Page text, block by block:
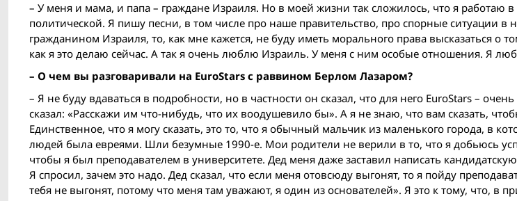
– У меня и мама, и папа – граждане Израиля. Но в моей жизни так сложилось, что я работаю в
политической. Я пишу песни, в том числе про наше правительство, про спорные ситуации в
гражданином Израиля, то, как мне кажется, не буду иметь морального права высказаться о
как я это делаю сейчас. А так я очень люблю Израиль. У меня с ним особые отношения. Я
– О чем вы разговаривали на EuroStars с раввином Берлом Лазаром?
– Я не буду вдаваться в подробности, но в частности он сказал, что для него EuroStars –
сказал: «Расскажи им что-нибудь, что их воодушевило бы». А я не знаю, что вам сказать,
Единственное, что я могу сказать, это то, что я обычный мальчик из маленького города, в
людей была евреями. Шли безумные 1990-е. Мои родители не верили в то, что я добьюсь
чтобы я был преподавателем в университете. Дед меня даже заставил написать
Я спросил, зачем это надо. Дед сказал, что если меня отовсюду выгонят, то я пойду
тебя не выгонят, потому что меня там уважают, я один из основателей». Я это к тому, что, в